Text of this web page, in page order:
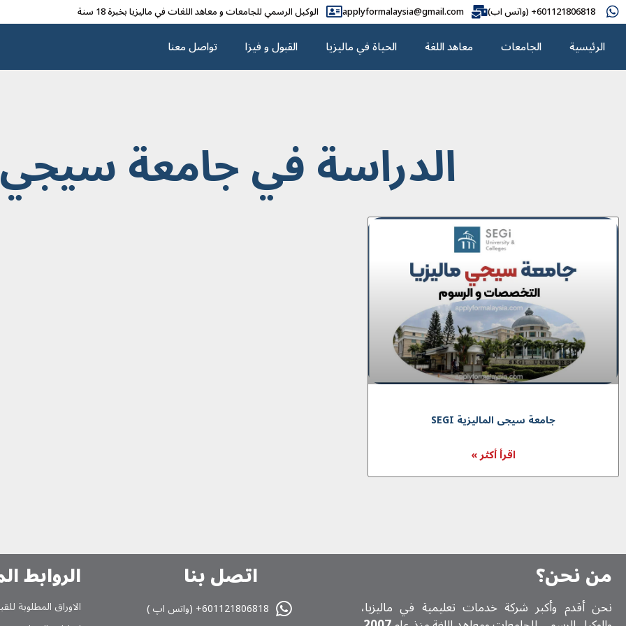
601121806818+ (واتس اب) applyformalaysia@gmail.com الوکیل الرسمي للجامعات و معاهد اللغات في مالیزیا بخبرة 18 سنة
الرئيسية الجامعات معاهد اللغة الحياة في ماليزيا القبول و فیزا تواصل معنا
الدراسة في جامعة سيجي
جامعة سیجی المالیزیة SEGI
اقرأ أكثر »
من نحن؟
نحن أقدم وأكبر شركة خدمات تعلیمیة في ماليزيا،
اتصل بنا
601121806818+ (واتس اپ )
الروابط
الاوراق المطلوبة